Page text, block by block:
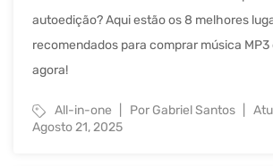
autoedição? Aqui estão os 8 melhores
recomendados para comprar música MP3
agora!
All-in-one Por Gabriel Santos
Agosto 21, 2025